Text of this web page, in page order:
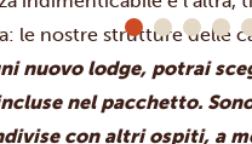
le nostre strutture delle
nuovo lodge, potrai
nel pacchetto.
con altri ospiti, a